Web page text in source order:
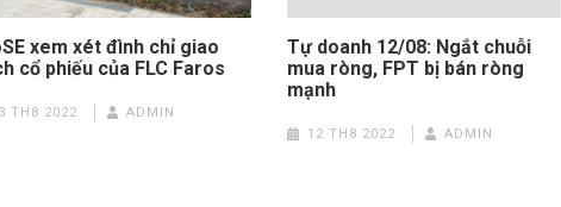
xem xét đình chỉ giao
cổ phiếu của FLC Faros
3 TH8 2022 ADMIN
Tự doanh 12/08: Ngắt chuỗi
mua ròng, FPT bị bán ròng
mạnh
12 TH8 2022 ADMIN